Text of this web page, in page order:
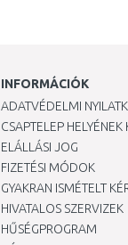
INFORMÁCIÓK
ADATVÉDELMI
CSAPTELEP HELYÉNEK
ELÁLLÁSI JOG
FIZETÉSI MÓDOK
GYAKRAN ISMÉTELT
HIVATALOS SZERVIZEK
HŰSÉGPROGRAM